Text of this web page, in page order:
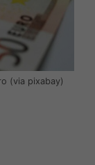
(via pixabay)